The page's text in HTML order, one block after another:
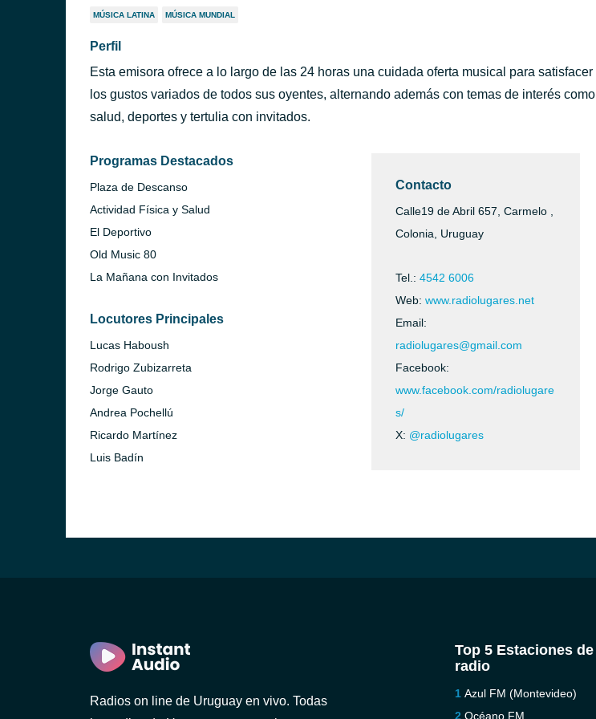
MÚSICA LATINA MÚSICA MUNDIAL
Perfil
Esta emisora ofrece a lo largo de las 24 horas una cuidada oferta musical para satisfacer
los gustos variados de todos sus oyentes, alternando además con temas de interés como
salud, deportes y tertulia con invitados.
Programas Destacados
Plaza de Descanso
Actividad Física y Salud
El Deportivo
Old Music 80
La Mañana con Invitados
Locutores Principales
Lucas Haboush
Rodrigo Zubizarreta
Jorge Gauto
Andrea Pochellú
Ricardo Martínez
Luis Badín
Contacto
Calle19 de Abril 657, Carmelo ,
Colonia, Uruguay
Tel.: 4542 6006
Web: www.radiolugares.net
Email:
radiolugares@gmail.com
Facebook:
www.facebook.com/radiolugare
s/
X: @radiolugares
Radios on line de Uruguay en vivo. Todas
Top 5 Estaciones de
radio
Azul FM (Montevideo)
Océano FM